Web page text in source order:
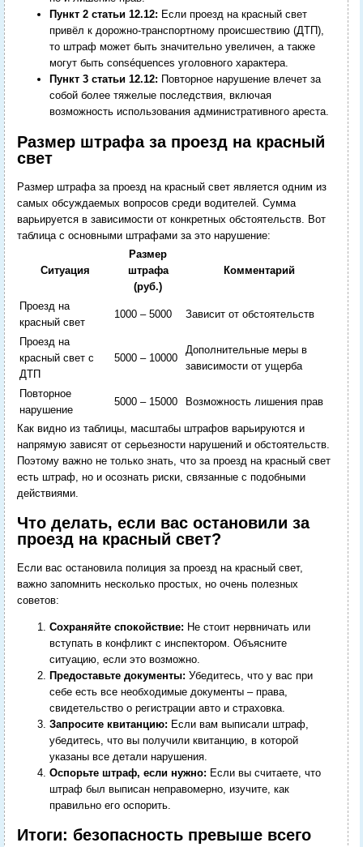
Пункт 2 статьи 12.12: Если проезд на красный свет
привёл к дорожно-транспортному происшествию (ДТП),
то штраф может быть значительно увеличен, а также
могут быть conséquences уголовного характера.
Пункт 3 статьи 12.12: Повторное нарушение влечет за
собой более тяжелые последствия, включая
возможность использования административного ареста.
Размер штрафа за проезд на красный
свет
Размер штрафа за проезд на красный свет является одним из
самых обсуждаемых вопросов среди водителей. Сумма
варьируется в зависимости от конкретных обстоятельств. Вот
таблица с основными штрафами за это нарушение:
Ситуация
Размер
штрафа
(руб.)
Комментарий
Проезд на
красный свет
1000 – 5000 Зависит от обстоятельств
Проезд на
красный свет с
ДТП
5000 – 10000
Дополнительные меры в
зависимости от ущерба
Повторное
нарушение
5000 – 15000 Возможность лишения прав
Как видно из таблицы, масштабы штрафов варьируются и
напрямую зависят от серьезности нарушений и обстоятельств.
Поэтому важно не только знать, что за проезд на красный свет
есть штраф, но и осознать риски, связанные с подобными
действиями.
Что делать, если вас остановили за
проезд на красный свет?
Если вас остановила полиция за проезд на красный свет,
важно запомнить несколько простых, но очень полезных
советов:
Сохраняйте спокойствие: Не стоит нервничать или
вступать в конфликт с инспектором. Объясните
ситуацию, если это возможно.
Предоставьте документы: Убедитесь, что у вас при
себе есть все необходимые документы – права,
свидетельство о регистрации авто и страховка.
Запросите квитанцию: Если вам выписали штраф,
убедитесь, что вы получили квитанцию, в которой
указаны все детали нарушения.
Оспорьте штраф, если нужно: Если вы считаете, что
штраф был выписан неправомерно, изучите, как
правильно его оспорить.
Итоги: безопасность превыше всего